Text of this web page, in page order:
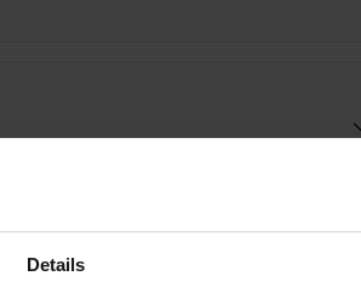
Details
Freizeit